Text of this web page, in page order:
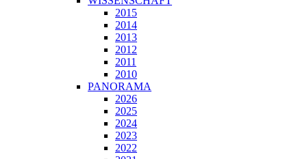
2015
2014
2013
2012
2011
2010
PANORAMA
2026
2025
2024
2023
2022